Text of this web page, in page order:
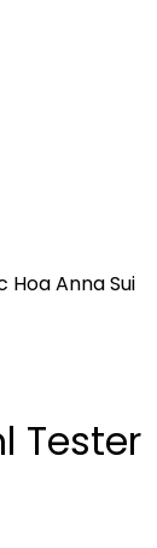
Hoa Anna Sui
Tester